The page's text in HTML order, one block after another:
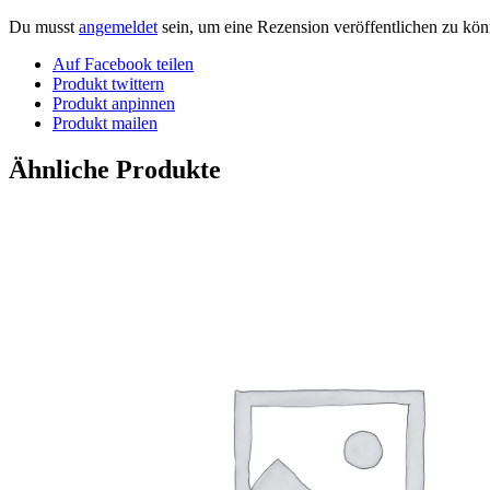
Du musst angemeldet sein, um eine Rezension veröffentlichen zu
Auf Facebook teilen
Produkt twittern
Produkt anpinnen
Produkt mailen
Ähnliche Produkte